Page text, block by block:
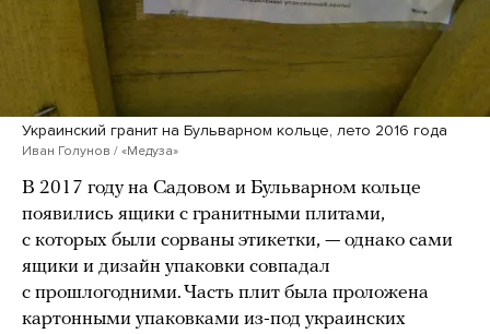
Украинский гранит на Бульварном кольце, лето 2016 года
Иван Голунов / «Медуза»
В 2017 году на Садовом и Бульварном кольце
появились ящики с гранитными плитами,
с которых были сорваны этикетки, — однако сами
ящики и дизайн упаковки совпадал
с прошлогодними. Часть плит была проложена
картонными упаковками из-под украинских